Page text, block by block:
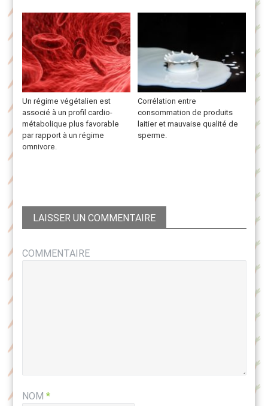
Un régime végétalien est
associé à un profil cardio-
métabolique plus favorable
par rapport à un régime
omnivore.
Corrélation entre
consommation de produits
laitier et mauvaise qualité de
sperme.
LAISSER UN COMMENTAIRE
COMMENTAIRE
NOM*